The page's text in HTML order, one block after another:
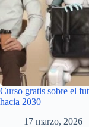
Curso gratis sobre el
hacia 2030
17 marzo, 2026